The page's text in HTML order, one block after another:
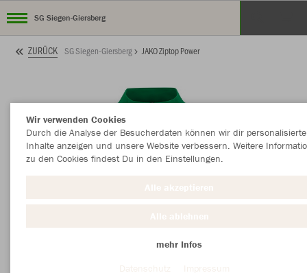
SG Siegen-Giersberg
ZURÜCK SG Siegen-Giersberg JAKO Ziptop Power
Wir verwenden Cookies
Durch die Analyse der Besucherdaten können wir dir personalisierte
Inhalte anzeigen und unsere Website verbessern. Weitere
zu den Cookies findest Du in den Einstellungen.
mehr Infos